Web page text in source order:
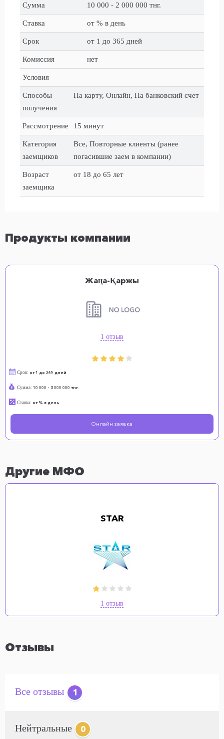
Сумма 10 000 - 2 000 000 тнг.
Ставка от % в день
Срок от 1 до 365 дней
Комиссия нет
Условия
Способы
получения
На карту, Онлайн, На банковский счет
Рассмотрение 15 минут
Категория
заемщиков
Все, Повторные клиенты (ранее
погасившие заем в компании)
Возраст
заемщика
от 18 до 65 лет
Продукты компании
Жаңа-Қаржы
1 отзыв
Срок: от 1 до 365 дней
Сумма: 10 000 - 2 000 000 тнг.
Ставка: от % в день
Онлайн заявка
Другие МФО
STAR
1 отзыв
Отзывы
Все отзывы 1
Нейтральные 0